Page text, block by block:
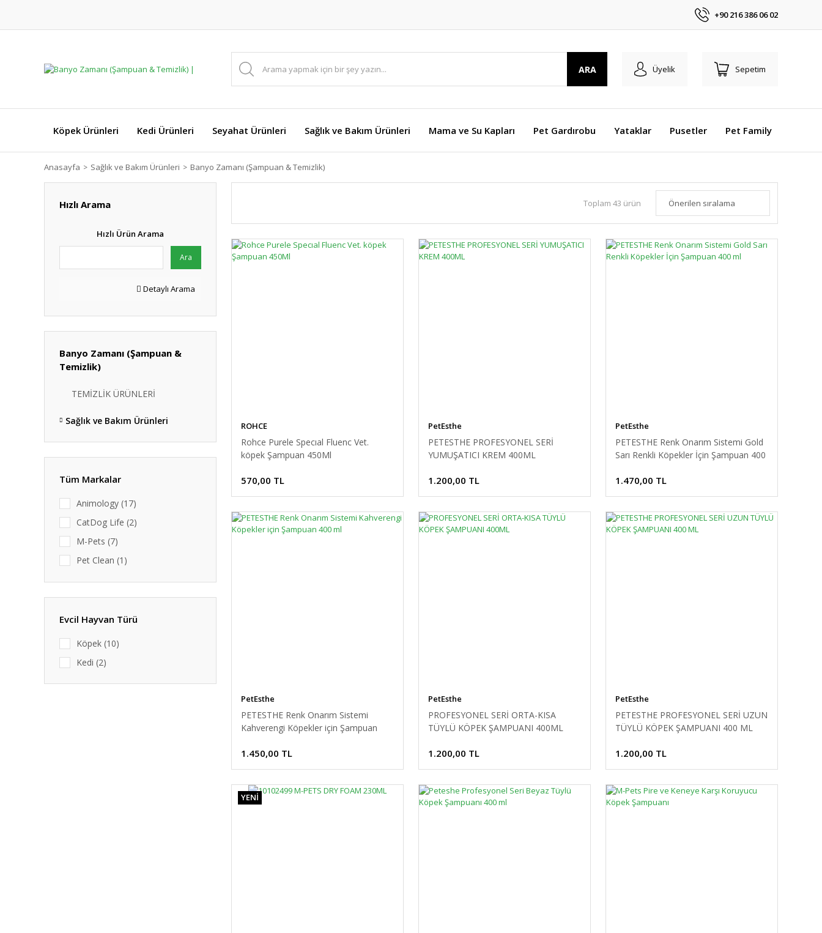
+90 216 386 06 02
ARA Üyelik Sepetim
Köpek Ürünleri Kedi Ürünleri Seyahat Ürünleri Sağlık ve Bakım Ürünleri Mama ve Su Kapları Pet Gardırobu Yataklar Pusetler Pet Family
Anasayfa Sağlık ve Bakım Ürünleri Banyo Zamanı (Şampuan & Temizlik)
Hızlı Arama
Hızlı Ürün Arama
Ara
Detaylı Arama
Banyo Zamanı (Şampuan &
Temizlik)
TEMİZLİK ÜRÜNLERİ
Sağlık ve Bakım Ürünleri
Tüm Markalar
Animology (17)
CatDog Life (2)
M-Pets (7)
Pet Clean (1)
PetEsthe (9)
Purele (1)
ROHCE (1)
Evcil Hayvan Türü
Köpek (10)
Kedi (2)
Toplam 43 ürün
ROHCE
Rohce Purele Specıal Fluenc Vet.
köpek Şampuan 450Ml
570,00 TL
PetEsthe
PETESTHE PROFESYONEL SERİ
YUMUŞATICI KREM 400ML
1.200,00 TL
PetEsthe
PETESTHE Renk Onarım Sistemi Gold
Sarı Renkli Köpekler İçin Şampuan 400
1.470,00 TL
PetEsthe
PETESTHE Renk Onarım Sistemi
Kahverengi Köpekler için Şampuan
1.450,00 TL
PetEsthe
PROFESYONEL SERİ ORTA-KISA
TÜYLÜ KÖPEK ŞAMPUANI 400ML
1.200,00 TL
PetEsthe
PETESTHE PROFESYONEL SERİ UZUN
TÜYLÜ KÖPEK ŞAMPUANI 400 ML
1.200,00 TL
YENİ